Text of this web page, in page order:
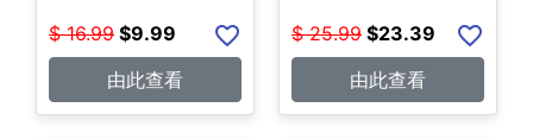
$ 16.99 $9.99
由此查看
$ 25.99 $23.39
由此查看